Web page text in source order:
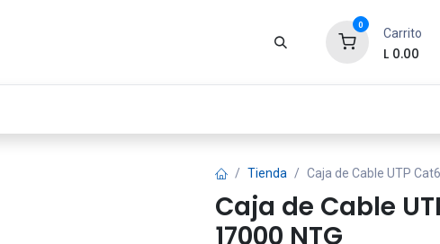
0
Carrito
L 0.00
Tienda Caja de Cable UTP
Caja de Cable
17000 NTG